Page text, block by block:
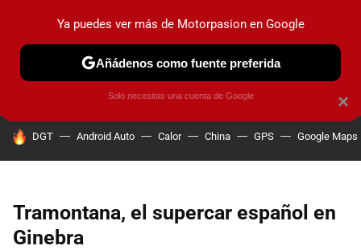
PRUEBAS COCHES ELÉCTRICOS OBSERVATORIO
HOY SE HABLA DE
DGT Android Auto Calor China GPS Google Maps
Tramontana, el supercar español en
Ginebra
×
Ya puedes ver más de Motorpasion en Google
Añádenos como fuente preferida
Solo necesitas una cuenta de Google